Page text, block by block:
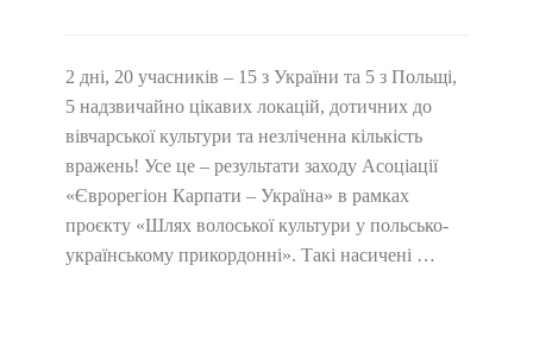
2 дні, 20 учасників – 15 з України та 5 з Польщі,
5 надзвичайно цікавих локацій, дотичних до
вівчарської культури та незліченна кількість
вражень! Усе це – результати заходу Асоціації
«Єврорегіон Карпати – Україна» в рамках
проєкту «Шлях волоської культури у польсько-
українському прикордонні». Такі насичені …